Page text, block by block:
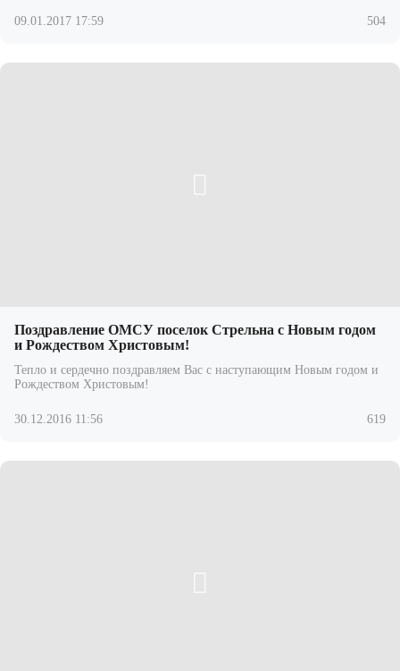
09.01.2017 17:59 504
Поздравление ОМСУ поселок Стрельна с Новым годом
и Рождеством Христовым!
Тепло и сердечно поздравляем Вас с наступающим Новым годом и
Рождеством Христовым!
30.12.2016 11:56 619